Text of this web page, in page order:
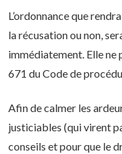
L’ordonnance que
la récusation ou non,
immédiatement. Elle ne
671 du Code de
Afin de calmer les
justiciables (qui virent
conseils et pour que le